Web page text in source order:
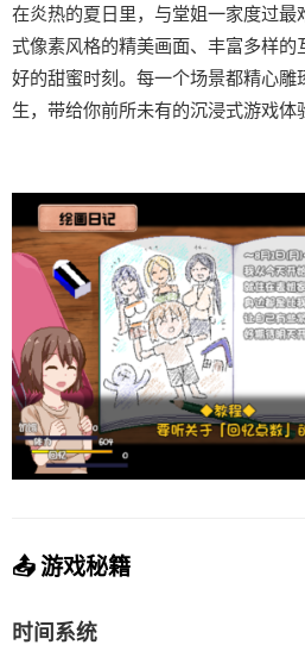
在炎热的夏日里，与堂姐一家度过
式像素风格的精美画面、丰富多样
好的甜蜜时刻。每一个场景都精心雕
生，带给你前所未有的沉浸式游戏体
📤 游戏秘籍
时间系统